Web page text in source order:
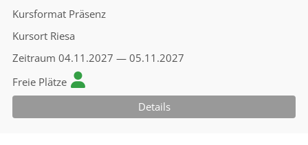
Kursformat Präsenz
Kursort Riesa
Zeitraum 04.11.2027 — 05.11.2027
Freie Plätze
Details